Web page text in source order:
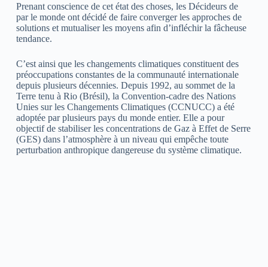
Prenant conscience de cet état des choses, les Décideurs de
par le monde ont décidé de faire converger les approches de
solutions et mutualiser les moyens afin d’infléchir la fâcheuse
tendance.
C’est ainsi que les changements climatiques constituent des
préoccupations constantes de la communauté internationale
depuis plusieurs décennies. Depuis 1992, au sommet de la
Terre tenu à Rio (Brésil), la Convention-cadre des Nations
Unies sur les Changements Climatiques (CCNUCC) a été
adoptée par plusieurs pays du monde entier. Elle a pour
objectif de stabiliser les concentrations de Gaz à Effet de Serre
(GES) dans l’atmosphère à un niveau qui empêche toute
perturbation anthropique dangereuse du système climatique.